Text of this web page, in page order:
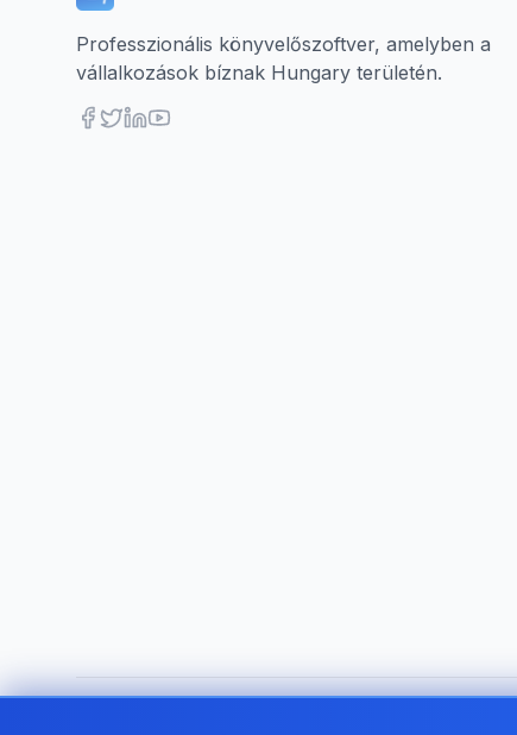
Professzionális könyvelőszoftver, amelyben a
vállalkozások bíznak Hungary területén.